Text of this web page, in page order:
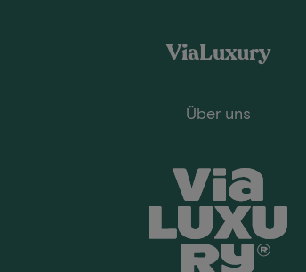
ViaLuxury
Über uns